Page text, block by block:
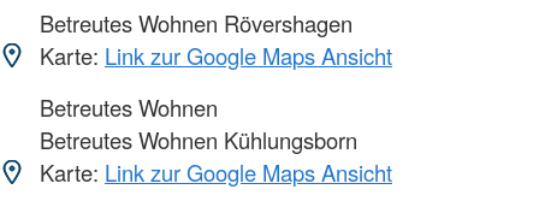
Betreutes Wohnen Rövershagen
Karte: Link zur Google Maps Ansicht
Betreutes Wohnen
Betreutes Wohnen Kühlungsborn
Karte: Link zur Google Maps Ansicht